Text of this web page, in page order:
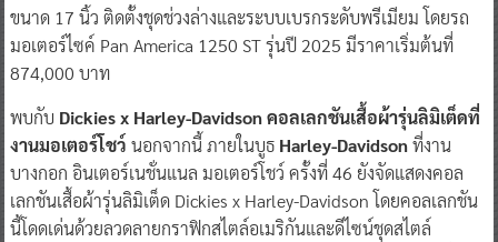
ขนาด 17 นิ้ว ติดตั้งชุดช่วงล่างและระบบเบรกระดับพรีเมียม โดยรถ
มอเตอร์ไซค์ Pan America 1250 ST รุ่นปี 2025 มีราคาเริ่มต้นที่
874,000 บาท
พบกับ Dickies x Harley-Davidson คอลเลกชันเสื้อผ้ารุ่นลิมิเต็ดที่
งานมอเตอร์โชว์ นอกจากนี้ ภายในบูธ Harley-Davidsonที่งาน
บางกอก อินเตอร์เนชั่นแนล มอเตอร์โชว์ ครั้งที่ 46 ยังจัดแสดงคอล
เลกชันเสื้อผ้ารุ่นลิมิเต็ด Dickies x Harley-Davidson โดยคอลเลกชัน
นี้โดดเด่นด้วยลวดลายกราฟิกสไตล์อเมริกันและดีไซน์ชุดสไตล์